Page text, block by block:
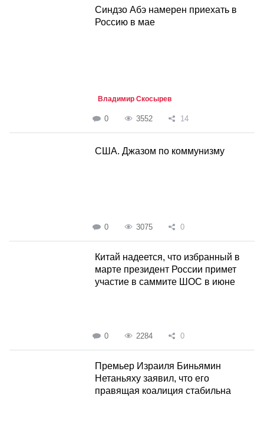
Синдзо Абэ намерен приехать в
Россию в мае
Владимир Скосырев
0 3552 14
США. Джазом по коммунизму
0 3075 0
Китай надеется, что избранный в
марте президент России примет
участие в саммите ШОС в июне
0 2284 0
Премьер Израиля Биньямин
Нетаньяху заявил, что его
правящая коалиция стабильна